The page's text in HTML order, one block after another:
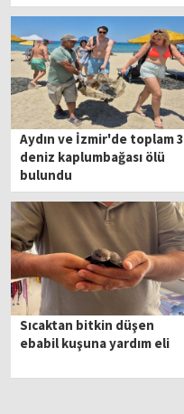
Aydın ve İzmir'de toplam 3
deniz kaplumbağası ölü
bulundu
Sıcaktan bitkin düşen
ebabil kuşuna yardım eli